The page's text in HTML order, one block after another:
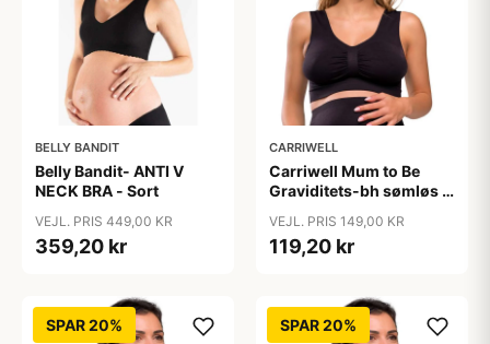
BELLY BANDIT
Belly Bandit- ANTI V
NECK BRA - Sort
VEJL. PRIS 449,00 KR
359,20 kr
CARRIWELL
Carriwell Mum to Be
Graviditets-bh sømløs -
VEJL. PRIS 149,00 KR
119,20 kr
SPAR 20% SPAR 20%